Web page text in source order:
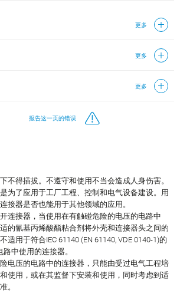
更多
更多
更多
报告这一页的错误
不得插拔。不遵守和使用不当会造成人身伤害。
为了应用于工厂工程、控制和电气设备建设。用
接器是否也能用于其他领域的应用。
连接器，当使用在有触碰危险的电压的电路中
的氰基丙烯酸酯粘合剂将外壳和连接器头之间的
适用于符合IEC 61140 (EN 61140, VDE 0140-1)的
路中使用的连接器。
电压的电路中的连接器，只能由受过电气工程培
使用，或在其监督下安装和使用，同时考虑到适
。